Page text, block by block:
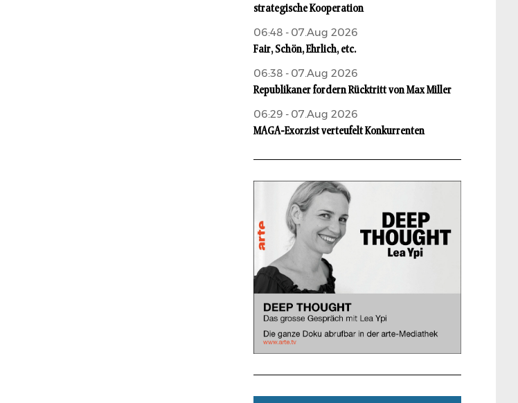
strategische Kooperation
06:48 - 07.Aug 2026
Fair, Schön, Ehrlich, etc.
06:38 - 07.Aug 2026
Republikaner fordern Rücktritt von Max Miller
06:29 - 07.Aug 2026
MAGA-Exorzist verteufelt Konkurrenten